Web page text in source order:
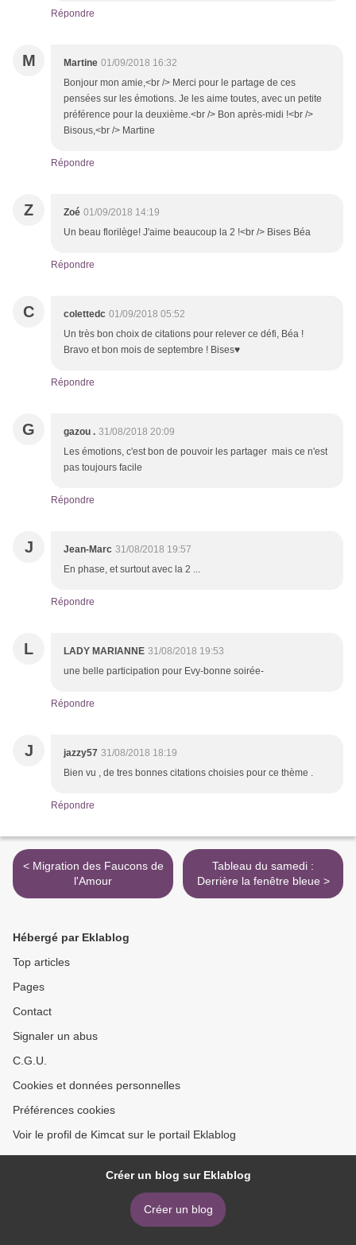
Répondre
M Martine 01/09/2018 16:32
Bonjour mon amie,<br /> Merci pour le partage de ces
pensées sur les émotions. Je les aime toutes, avec un petite
préférence pour la deuxième.<br /> Bon après-midi !<br />
Bisous,<br /> Martine
Répondre
Z Zoé 01/09/2018 14:19
Un beau florilège! J'aime beaucoup la 2 !<br /> Bises Béa
Répondre
C colettedc 01/09/2018 05:52
Un très bon choix de citations pour relever ce défi, Béa !
Bravo et bon mois de septembre ! Bises♥
Répondre
G gazou . 31/08/2018 20:09
Les émotions, c'est bon de pouvoir les partager mais ce n'est
pas toujours facile
Répondre
J Jean-Marc 31/08/2018 19:57
En phase, et surtout avec la 2 ...
Répondre
L LADY MARIANNE 31/08/2018 19:53
une belle participation pour Evy-bonne soirée-
Répondre
J jazzy57 31/08/2018 18:19
Bien vu , de tres bonnes citations choisies pour ce thème .
Répondre
< Migration des Faucons de
l'Amour
Tableau du samedi :
Derrière la fenêtre bleue >
Hébergé par Eklablog
Top articles
Pages
Contact
Signaler un abus
C.G.U.
Cookies et données personnelles
Préférences cookies
Voir le profil de Kimcat sur le portail Eklablog
Créer un blog sur Eklablog
Créer un blog